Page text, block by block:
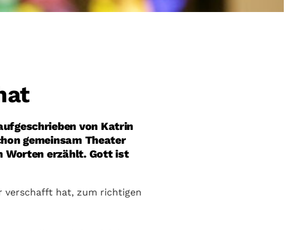
von Katrin
gemeinsam Theater
Worten erzählt. Gott ist
verschafft hat, zum richtigen